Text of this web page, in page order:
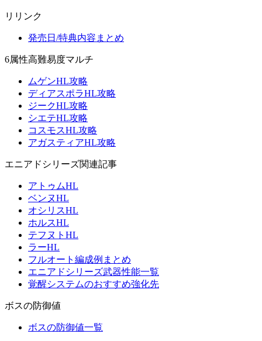
リリンク
発売日/特典内容まとめ
6属性高難易度マルチ
ムゲンHL攻略
ディアスポラHL攻略
ジークHL攻略
シエテHL攻略
コスモスHL攻略
アガスティアHL攻略
エニアドシリーズ関連記事
アトゥムHL
ベンヌHL
オシリスHL
ホルスHL
テフヌトHL
ラーHL
フルオート編成例まとめ
エニアドシリーズ武器性能一覧
覚醒システムのおすすめ強化先
ボスの防御値
ボスの防御値一覧